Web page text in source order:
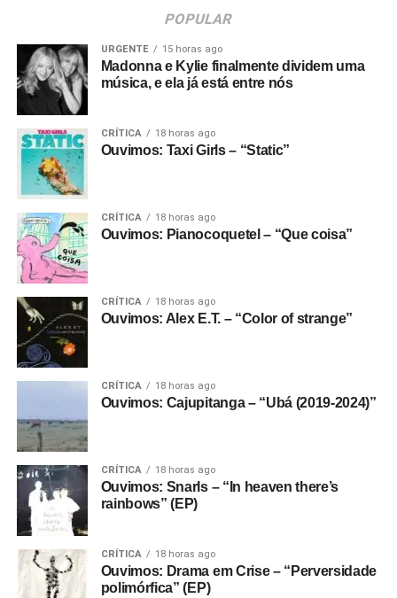
POPULAR
URGENTE 15 horas ago
Madonna e Kylie finalmente dividem uma
música, e ela já está entre nós
CRÍTICA 18 horas ago
Ouvimos: Taxi Girls – “Static”
CRÍTICA 18 horas ago
Ouvimos: Pianocoquetel – “Que coisa”
CRÍTICA 18 horas ago
Ouvimos: Alex E.T. – “Color of strange”
CRÍTICA 18 horas ago
Ouvimos: Cajupitanga – “Ubá (2019-2024)”
CRÍTICA 18 horas ago
Ouvimos: Snarls – “In heaven there’s
rainbows” (EP)
CRÍTICA 18 horas ago
Ouvimos: Drama em Crise – “Perversidade
polimórfica” (EP)